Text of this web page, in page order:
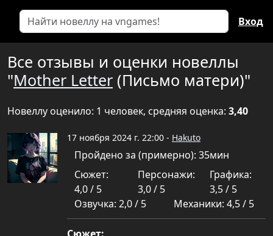
Вход
Все отзывы и оценки новеллы
"Mother Letter (Письмо матери)"
Новеллу оценило: 1 человек, средняя оценка: 3,40
17 ноября 2024 г. 22:00 - Hakuto
Пройдено за (примерно): 35мин
Сюжет:
4,0 / 5
Персонажи:
3,0 / 5
Графика:
3,5 / 5
Озвучка: 2,0 / 5
Механики: 4,5 / 5